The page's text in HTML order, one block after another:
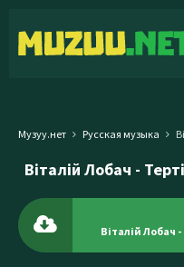
Музуу.нет Русская музыка
Віталій Лобач -
Віталій Лобач